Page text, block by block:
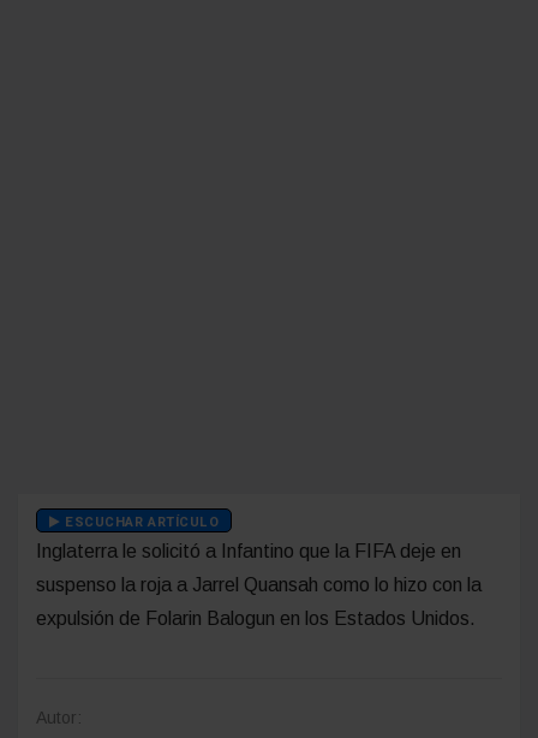
ESCUCHAR ARTÍCULO
Inglaterra le solicitó a Infantino que la FIFA deje en
suspenso la roja a Jarrel Quansah como lo hizo con la
expulsión de Folarin Balogun en los Estados Unidos.
Autor: